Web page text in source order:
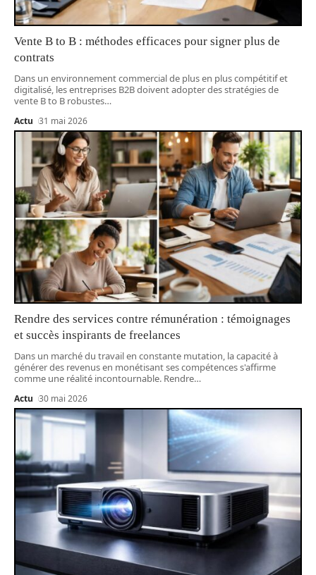
Vente B to B : méthodes efficaces pour signer plus de
contrats
Dans un environnement commercial de plus en plus compétitif et
digitalisé, les entreprises B2B doivent adopter des stratégies de
vente B to B robustes…
Actu 31 mai 2026
Rendre des services contre rémunération : témoignages
et succès inspirants de freelances
Dans un marché du travail en constante mutation, la capacité à
générer des revenus en monétisant ses compétences s'affirme
comme une réalité incontournable. Rendre…
Actu 30 mai 2026